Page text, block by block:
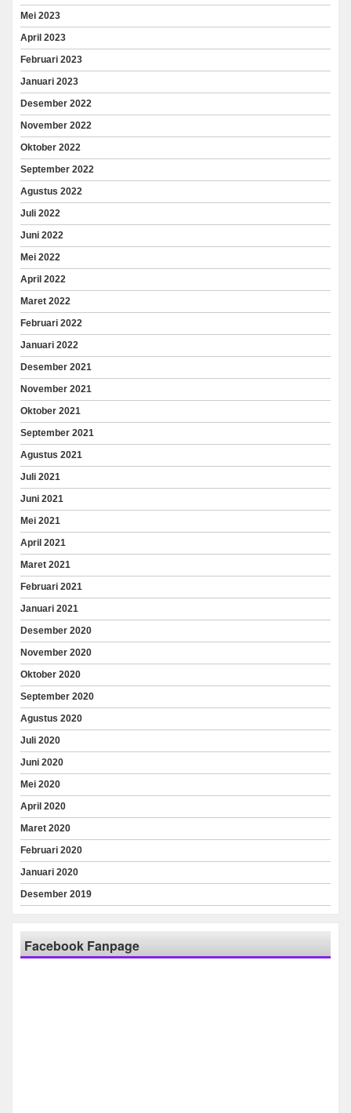
Mei 2023
April 2023
Februari 2023
Januari 2023
Desember 2022
November 2022
Oktober 2022
September 2022
Agustus 2022
Juli 2022
Juni 2022
Mei 2022
April 2022
Maret 2022
Februari 2022
Januari 2022
Desember 2021
November 2021
Oktober 2021
September 2021
Agustus 2021
Juli 2021
Juni 2021
Mei 2021
April 2021
Maret 2021
Februari 2021
Januari 2021
Desember 2020
November 2020
Oktober 2020
September 2020
Agustus 2020
Juli 2020
Juni 2020
Mei 2020
April 2020
Maret 2020
Februari 2020
Januari 2020
Desember 2019
Facebook Fanpage